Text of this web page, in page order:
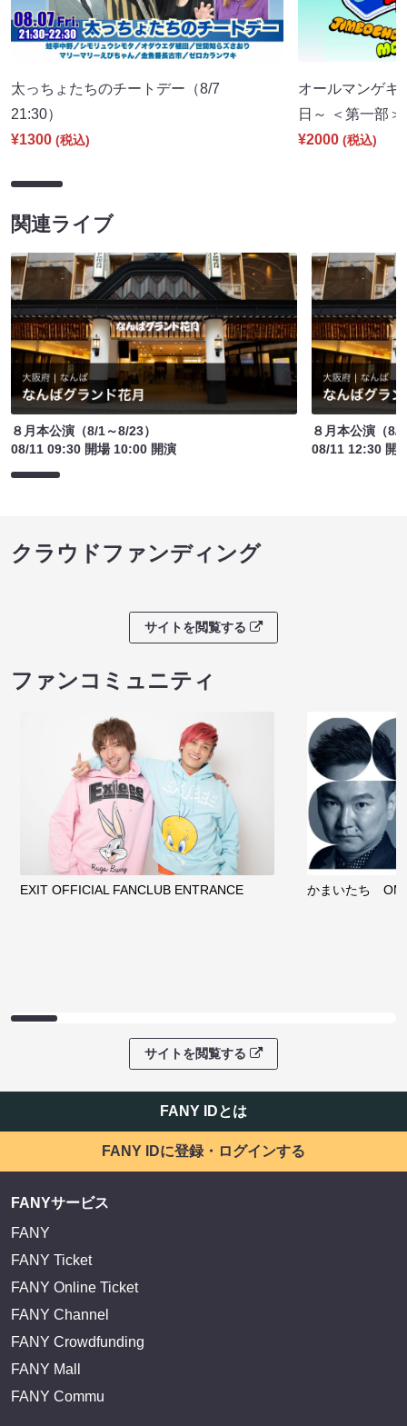
太っちょたちのチートデー（8/7
21:30）
¥1300 (税込)
オールマンゲキ
日～ ＜第一部
¥2000 (税込)
関連ライブ
８月本公演（8/1～8/23）
08/11 09:30 開場 10:00 開演
８月本公演（8/
08/11 12:30 開
クラウドファンディング
サイトを閲覧する
ファンコミュニティ
EXIT OFFICIAL FANCLUB ENTRANCE かまいたち
サイトを閲覧する
FANY IDとは
FANY IDに登録・ログインする
FANYサービス
FANY
FANY Ticket
FANY Online Ticket
FANY Channel
FANY Crowdfunding
FANY Mall
FANY Commu